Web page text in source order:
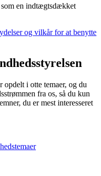
som en indtægtsdækket
og vilkår for at benytte
opdelt i otte temaer, og du
fra os, så du kun
du er mest interesseret